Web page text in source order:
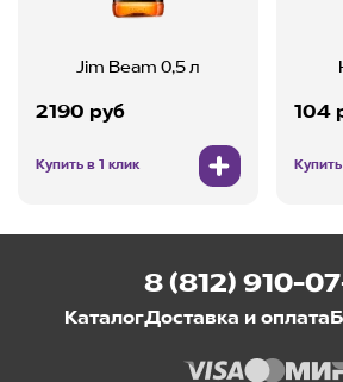
Jim Beam 0,5 л
2190 руб
Купить в 1 клик
104
КаталогДоставка и оплата
8 (812) 910-